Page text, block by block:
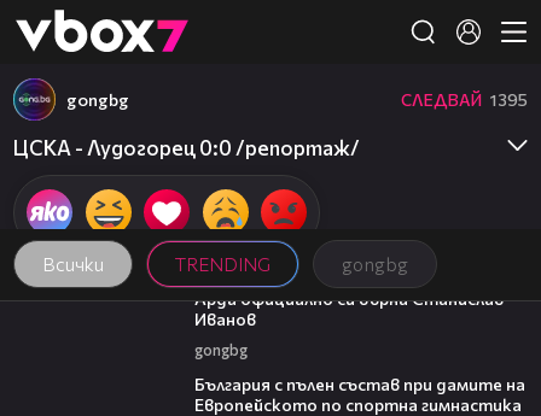
👾
Всички TRENDING gongbg
gongbg СЛЕДВАЙ 1395
ЦСКА - Лудогорец 0:0 /репортаж/
00:19
Арда официално си върна Станислав
Иванов
gongbg
България с пълен състав при дамите на
Европейското по спортна гимнастика